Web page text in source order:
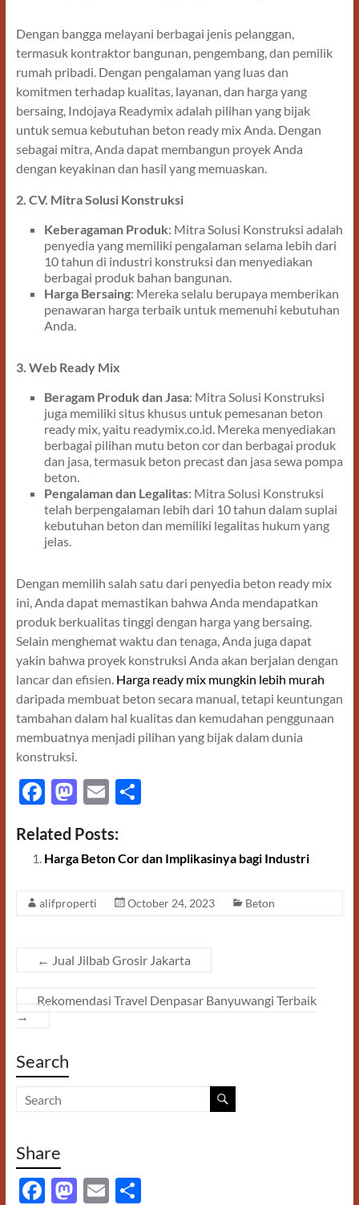
Dengan bangga melayani berbagai jenis pelanggan,
termasuk kontraktor bangunan, pengembang, dan pemilik
rumah pribadi. Dengan pengalaman yang luas dan
komitmen terhadap kualitas, layanan, dan harga yang
bersaing, Indojaya Readymix adalah pilihan yang bijak
untuk semua kebutuhan beton ready mix Anda. Dengan
sebagai mitra, Anda dapat membangun proyek Anda
dengan keyakinan dan hasil yang memuaskan.
2. CV. Mitra Solusi Konstruksi
Keberagaman Produk: Mitra Solusi Konstruksi adalah
penyedia yang memiliki pengalaman selama lebih dari
10 tahun di industri konstruksi dan menyediakan
berbagai produk bahan bangunan.
Harga Bersaing: Mereka selalu berupaya memberikan
penawaran harga terbaik untuk memenuhi kebutuhan
Anda.
3. Web Ready Mix
Beragam Produk dan Jasa: Mitra Solusi Konstruksi
juga memiliki situs khusus untuk pemesanan beton
ready mix, yaitu readymix.co.id. Mereka menyediakan
berbagai pilihan mutu beton cor dan berbagai produk
dan jasa, termasuk beton precast dan jasa sewa pompa
beton.
Pengalaman dan Legalitas: Mitra Solusi Konstruksi
telah berpengalaman lebih dari 10 tahun dalam suplai
kebutuhan beton dan memiliki legalitas hukum yang
jelas.
Dengan memilih salah satu dari penyedia beton ready mix
ini, Anda dapat memastikan bahwa Anda mendapatkan
produk berkualitas tinggi dengan harga yang bersaing.
Selain menghemat waktu dan tenaga, Anda juga dapat
yakin bahwa proyek konstruksi Anda akan berjalan dengan
lancar dan efisien. Harga ready mix mungkin lebih murah
daripada membuat beton secara manual, tetapi keuntungan
tambahan dalam hal kualitas dan kemudahan penggunaan
membuatnya menjadi pilihan yang bijak dalam dunia
konstruksi.
F
e
b
o
o
M
to
d
o
E
ail
S
e
Related Posts:
Harga Beton Cor dan Implikasinya bagi Industri
alifproperti October 24, 2023 Beton
← Jual Jilbab Grosir Jakarta
Rekomendasi Travel Denpasar Banyuwangi Terbaik
→
Search
Share
F M E S